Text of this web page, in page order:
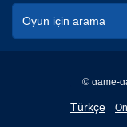
© game-
Türkçe
English